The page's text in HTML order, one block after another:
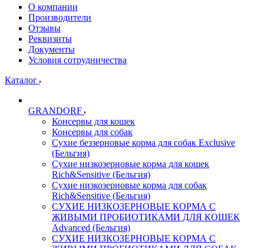
О компании
Производители
Отзывы
Реквизиты
Документы
Условия сотрудничества
Каталог
GRANDORF
Консервы для кошек
Консервы для собак
Сухие беззерновые корма для собак Exclusive
(Бельгия)
Сухие низкозерновые корма для кошек
Rich&Sensitive (Бельгия)
Сухие низкозерновые корма для собак
Rich&Sensitive (Бельгия)
СУХИЕ НИЗКОЗЕРНОВЫЕ КОРМА С
ЖИВЫМИ ПРОБИОТИКАМИ ДЛЯ КОШЕК
Advanced (Бельгия)
СУХИЕ НИЗКОЗЕРНОВЫЕ КОРМА С